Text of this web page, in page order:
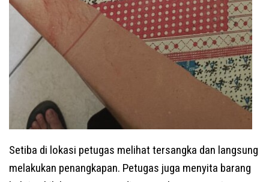
Setiba di lokasi petugas melihat tersangka dan langsung
melakukan penangkapan. Petugas juga menyita barang